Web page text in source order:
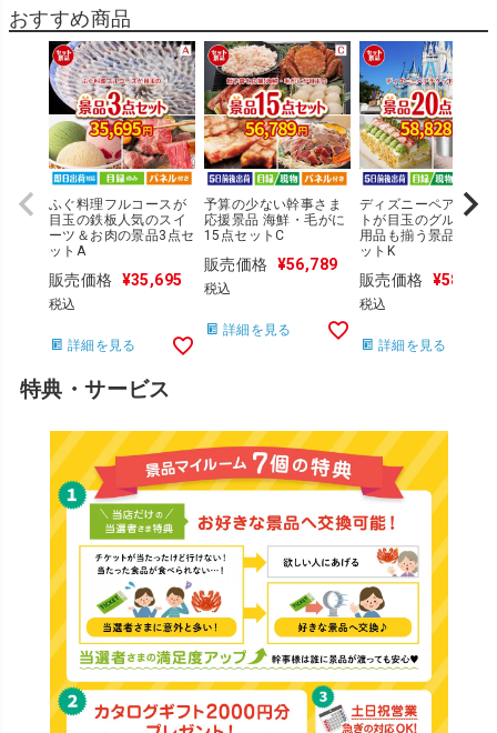
おすすめ商品
ふぐ料理フルコースが
目玉の鉄板人気のスイ
ーツ＆お肉の景品3点セ
ットA
販売価格 ¥35,695
税込
詳細を見る
予算の少ない幹事さま
応援景品 海鮮・毛がに
15点セットC
販売価格 ¥56,789
税込
詳細を見る
ディズニーペアチケッ
トが目玉のグルメも実
用品も揃う景品20点
ットK
販売価格 ¥58,828
税込
詳細を見る
特典・サービス